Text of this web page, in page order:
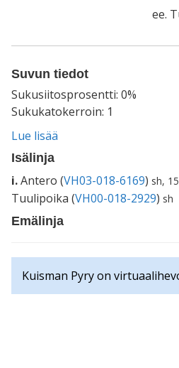
ee.
Suvun tiedot
Sukusiitosprosentti: 0%
Sukukatokerroin: 1
Lue lisää
Isälinja
i.Antero (VH03-018-6169) sh,
Tuulipoika (VH00-018-2929) sh
Emälinja
Kuisman Pyry on